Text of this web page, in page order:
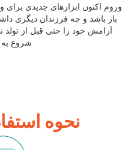
وروم اکنون ابزارهای جدیدی برای
بار باشد و چه فرزندان دیگری
آرامش خود را حتی قبل از تولد
شروع به
نحوه